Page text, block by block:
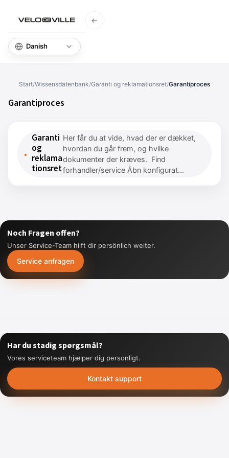
←
Start/Wissensdatenbank/Garanti og reklamationsret/Garantiproces
Garantiproces
Garanti
og
reklama
tionsret
Her får du at vide, hvad der er dækket,
hvordan du går frem, og hvilke
dokumenter der kræves. Find
forhandler/service Åbn konfigurat...
Noch Fragen offen?
Unser Service-Team hilft dir persönlich weiter.
Service anfragen
Har du stadig spørgsmål?
Vores serviceteam hjælper dig personligt.
Kontakt support